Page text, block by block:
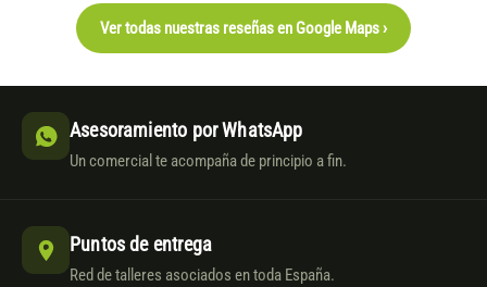
Ver todas nuestras reseñas en Google Maps ›
Asesoramiento por WhatsApp
Un comercial te acompaña de principio a fin.
Puntos de entrega
Red de talleres asociados en toda España.